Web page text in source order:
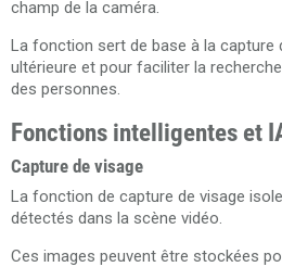
champ de la caméra.
La fonction sert de base à la capture
ultérieure et pour faciliter la
des personnes.
Fonctions intelligentes et
Capture de visage
La fonction de capture de visage
détectés dans la scène vidéo.
Ces images peuvent être stockées